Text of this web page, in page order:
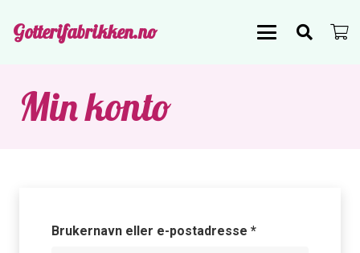
Gotterifabrikken.no
Min konto
Brukernavn eller e-postadresse *Påkrevd